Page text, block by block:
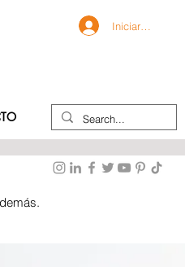
Iniciar sesión